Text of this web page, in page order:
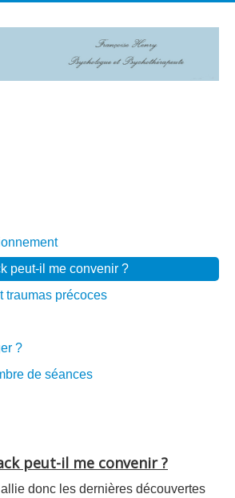
peut-il me convenir ?
traumas précoces
?
de séances
peut-il me convenir ?
donc les dernières découvertes